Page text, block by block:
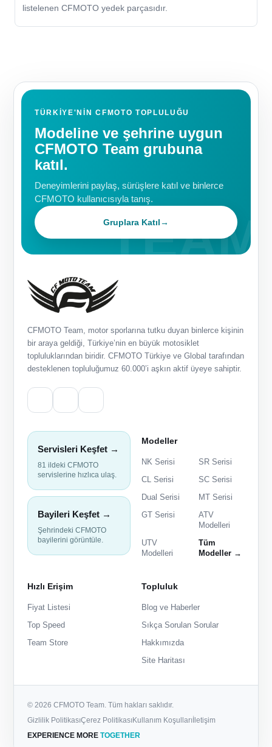
listelenen CFMOTO yedek parçasıdır.
TÜRKIYE'NIN CFMOTO TOPLULUĞU
Modeline ve şehrine uygun
CFMOTO Team grubuna
katıl.
Deneyimlerini paylaş, sürüşlere katıl ve binlerce
CFMOTO kullanıcısıyla tanış.
Gruplara Katıl→
CFMOTO Team, motor sporlarına tutku duyan binlerce kişinin
bir araya geldiği, Türkiye’nin en büyük motosiklet
topluluklarından biridir. CFMOTO Türkiye ve Global tarafından
desteklenen topluluğumuz 60.000’i aşkın aktif üyeye sahiptir.
Servisleri Keşfet →
81 ildeki CFMOTO
servislerine hızlıca ulaş.
Bayileri Keşfet →
Şehrindeki CFMOTO
bayilerini görüntüle.
Modeller
NK Serisi
SR Serisi
CL Serisi
SC Serisi
Dual Serisi
MT Serisi
GT Serisi
ATV
Modelleri
UTV
Modelleri
Tüm
Modeller →
Hızlı Erişim
Fiyat Listesi
Top Speed
Team Store
Topluluk
Blog ve Haberler
Sıkça Sorulan Sorular
Hakkımızda
Site Haritası
© 2026 CFMOTO Team. Tüm hakları saklıdır.
Gizlilik PolitikasıÇerez PolitikasıKullanım Koşulları İletişim
EXPERIENCE MORE TOGETHER